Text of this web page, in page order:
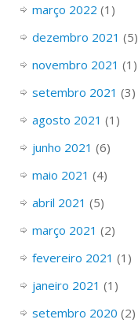
março 2022 (1)
dezembro 2021 (5)
novembro 2021 (1)
setembro 2021 (3)
agosto 2021 (1)
junho 2021 (6)
maio 2021 (4)
abril 2021 (5)
março 2021 (2)
fevereiro 2021 (1)
janeiro 2021 (1)
setembro 2020 (2)